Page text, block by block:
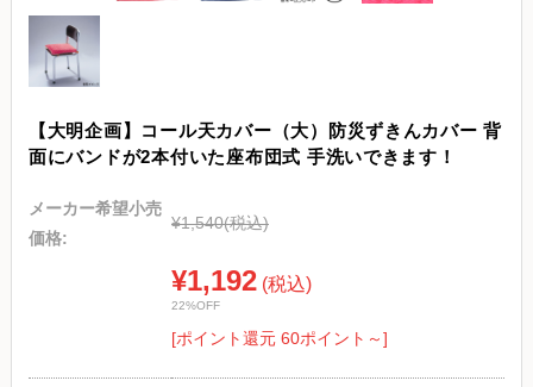
【大明企画】コール天カバー（大）防災ずきんカバー 背
面にバンドが2本付いた座布団式 手洗いできます！
メーカー希望小売
価格:
¥1,540(税込)
¥1,192 (税込)
22%OFF
[ポイント還元 60ポイント～]